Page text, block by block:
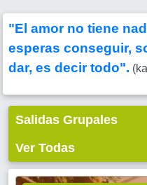
"El amor no tiene
esperas conseguir,
dar, es decir todo".
Salidas Grupales
Ver Todas